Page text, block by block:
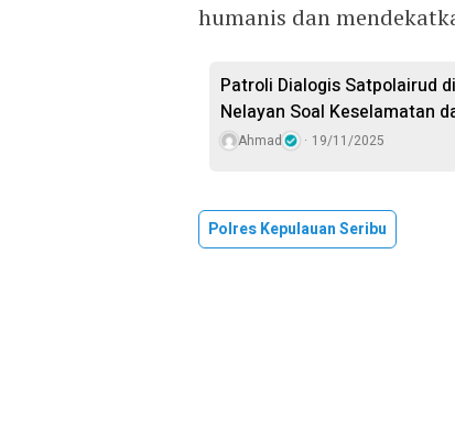
humanis dan
Patroli Dialogis Satpolairud
Nelayan Soal Keselamatan
Ahmad 19/11/2025
Polres Kepulauan Seribu